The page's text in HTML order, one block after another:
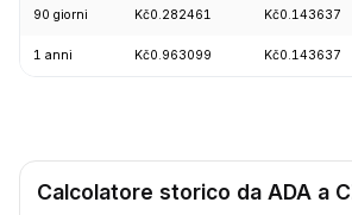
90 giorni Kč0.282461 Kč0.143637
1 anni Kč0.963099 Kč0.143637
Calcolatore storico da ADA a